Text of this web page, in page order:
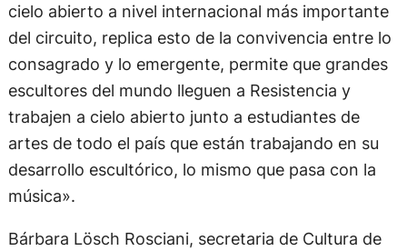
cielo abierto a nivel internacional más importante
del circuito, replica esto de la convivencia entre lo
consagrado y lo emergente, permite que grandes
escultores del mundo lleguen a Resistencia y
trabajen a cielo abierto junto a estudiantes de
artes de todo el país que están trabajando en su
desarrollo escultórico, lo mismo que pasa con la
música».
Bárbara Lösch Rosciani, secretaria de Cultura de